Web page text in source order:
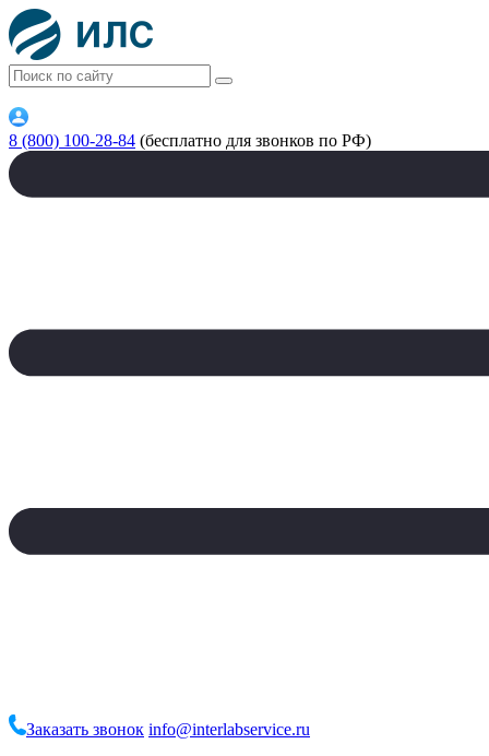
8 (800) 100-28-84 (бесплатно для звонков по РФ)
Заказать звонок info@interlabservice.ru